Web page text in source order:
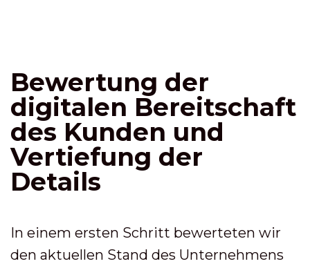
Bewertung der
digitalen Bereitschaft
des Kunden und
Vertiefung der
Details
In einem ersten Schritt bewerteten wir
den aktuellen Stand des Unternehmens